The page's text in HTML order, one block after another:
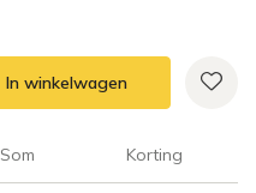
In winkelwagen
Som Korting